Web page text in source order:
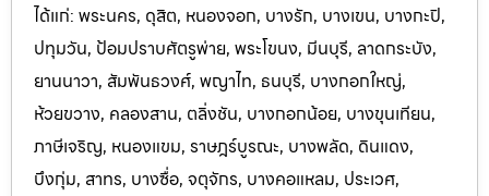
ได้แก่: พระนคร, ดุสิต, หนองจอก, บางรัก, บางเขน, บางกะปิ,
ปทุมวัน, ป้อมปราบศัตรูพ่าย, พระโขนง, มีนบุรี, ลาดกระบัง,
ยานนาวา, สัมพันธวงศ์, พญาไท, ธนบุรี, บางกอกใหญ่,
ห้วยขวาง, คลองสาน, ตลิ่งชัน, บางกอกน้อย, บางขุนเทียน,
ภาษีเจริญ, หนองแขม, ราษฎร์บูรณะ, บางพลัด, ดินแดง,
บึงกุ่ม, สาทร, บางซื่อ, จตุจักร, บางคอแหลม, ประเวศ,